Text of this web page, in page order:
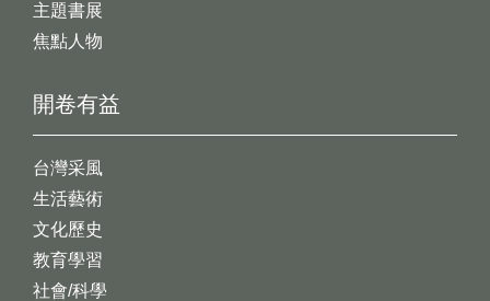
開卷有益
台灣采風
生活藝術
文化歷史
教育學習
社會/科學
主題書展
焦點人物